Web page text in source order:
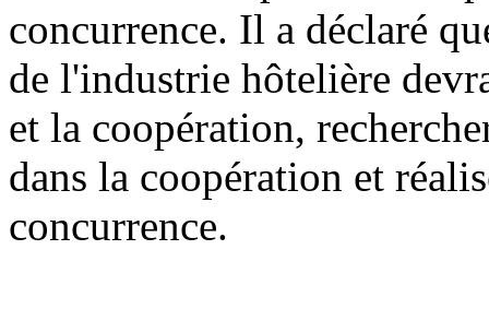
concurrence. Il a déclaré
de l'industrie hôtelière
et la coopération,
dans la coopération et
concurrence.